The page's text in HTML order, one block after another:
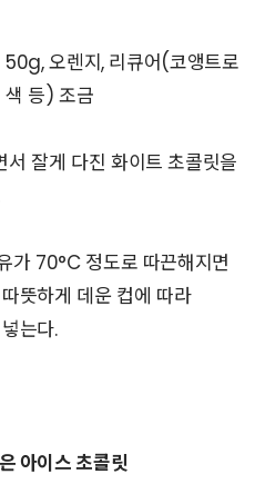
오렌지, 리큐어(코앵트로
색 등) 조금
잘게 다진 화이트 초콜릿을
가 70°C 정도로 따끈해지면
뜻하게 데운 컵에 따라
는다.
아이스 초콜릿